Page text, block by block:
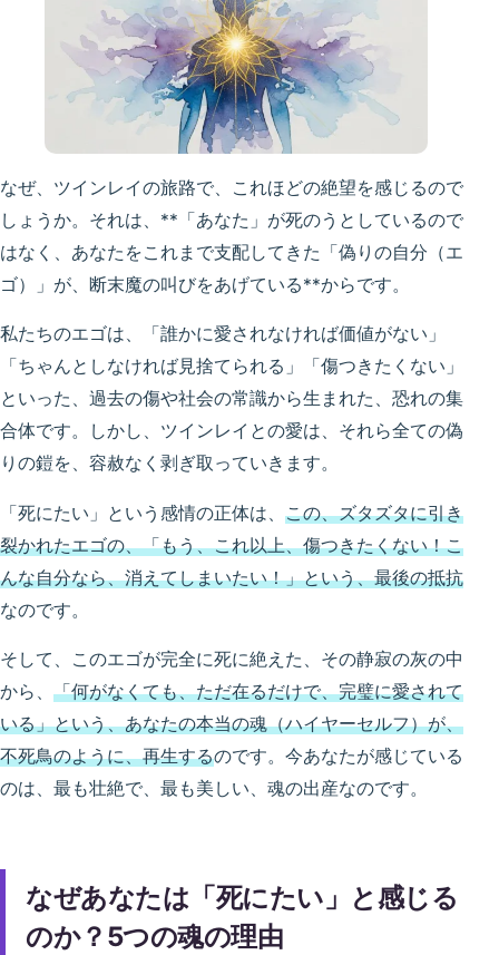
なぜ、ツインレイの旅路で、これほどの絶望を感じるので
しょうか。それは、**「あなた」が死のうとしているので
はなく、あなたをこれまで支配してきた「偽りの自分（エ
ゴ）」が、断末魔の叫びをあげている**からです。
私たちのエゴは、「誰かに愛されなければ価値がない」
「ちゃんとしなければ見捨てられる」「傷つきたくない」
といった、過去の傷や社会の常識から生まれた、恐れの集
合体です。しかし、ツインレイとの愛は、それら全ての偽
りの鎧を、容赦なく剥ぎ取っていきます。
「死にたい」という感情の正体は、 この、ズタズタに引き
裂かれたエゴの、「もう、これ以上、傷つきたくない！こ
んな自分なら、消えてしまいたい！」という、最後の抵抗
なのです。
そして、このエゴが完全に死に絶えた、その静寂の灰の中
から、 「何がなくても、ただ在るだけで、完璧に愛されて
いる」という、あなたの本当の魂（ハイヤーセルフ）が、
不死鳥のように、再生するのです。今あなたが感じている
のは、最も壮絶で、最も美しい、魂の出産なのです。
なぜあなたは「死にたい」と感じる
のか？5つの魂の理由